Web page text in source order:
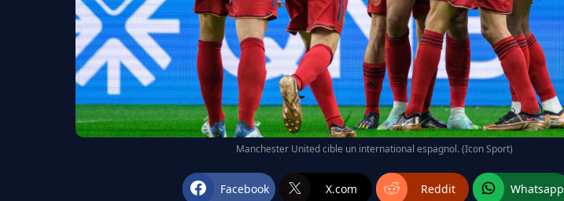
Manchester United cible un international espagnol. (Icon Sport)
Facebook X.com Reddit Whatsapp